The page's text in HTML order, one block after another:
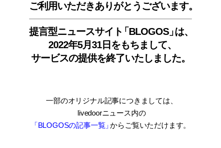
ご利用いただきありがとうございます。
提言型ニュースサイ ト「BLOGOS」は、
2022年5月31日をもちまして、
サービスの提供を終了いたしました。
一部のオリジナル記事につきましては
livedoorニュース内の
「BLOGOSの記事一覧」からご覧いただけます。